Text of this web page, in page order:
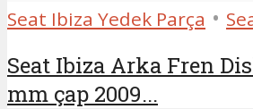
Seat Ibiza Yedek Parça •
Seat Ibiza Arka Fren
mm çap 2009...